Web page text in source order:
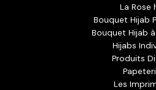
La Rose
Bouquet Hijab
Bouquet Hijab
Hijabs
Produits
Les